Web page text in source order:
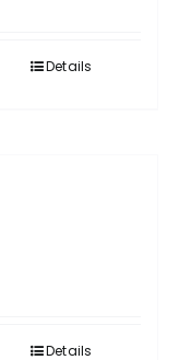
Details
Details